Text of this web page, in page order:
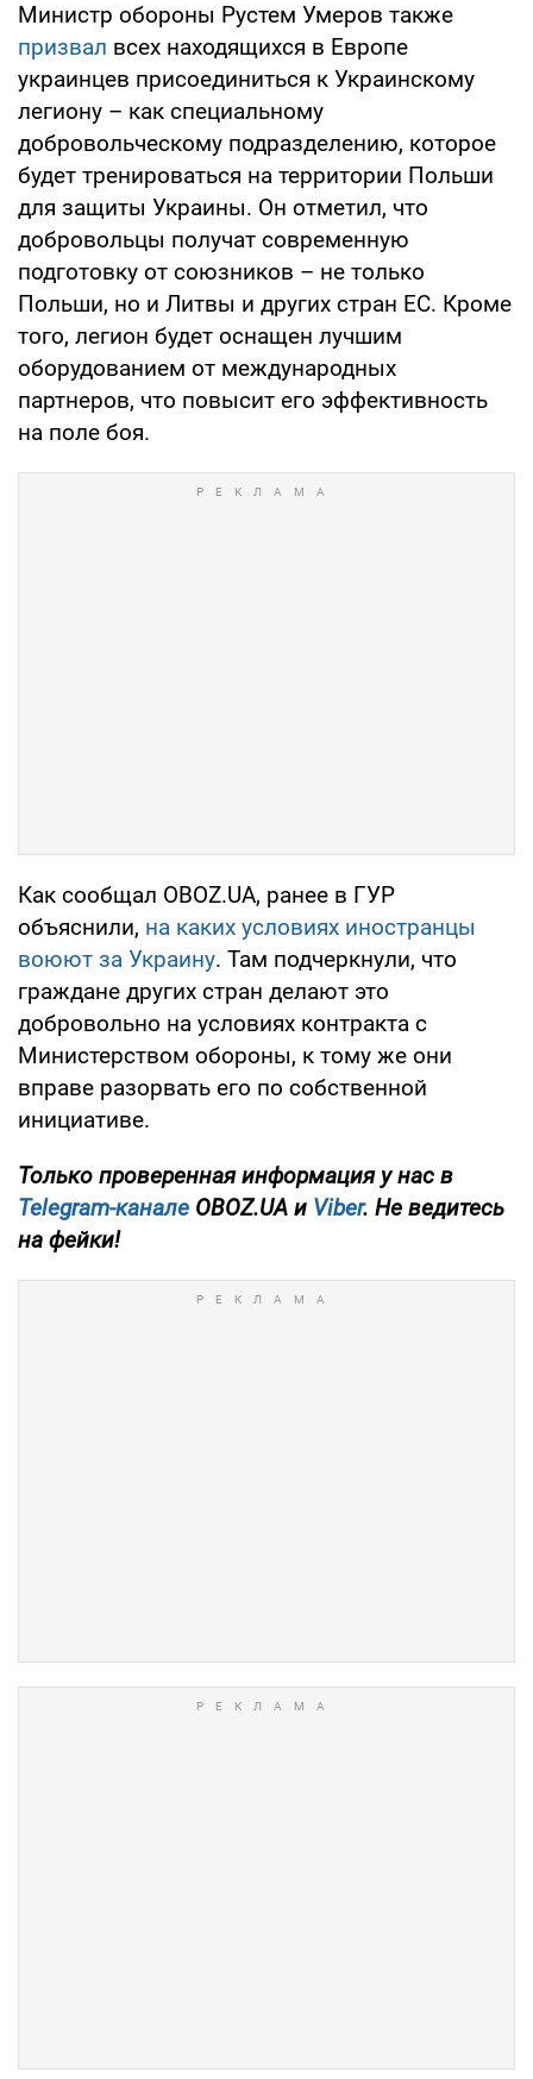
Министр обороны Рустем Умеров также
призвал всех находящихся в Европе
украинцев присоединиться к Украинскому
легиону – как специальному
добровольческому подразделению, которое
будет тренироваться на территории Польши
для защиты Украины. Он отметил, что
добровольцы получат современную
подготовку от союзников – не только
Польши, но и Литвы и других стран ЕС. Кроме
того, легион будет оснащен лучшим
оборудованием от международных
партнеров, что повысит его эффективность
на поле боя.
Как сообщал OBOZ.UA, ранее в ГУР
объяснили, на каких условиях иностранцы
воюют за Украину. Там подчеркнули, что
граждане других стран делают это
добровольно на условиях контракта с
Министерством обороны, к тому же они
вправе разорвать его по собственной
инициативе.
Только проверенная информация у нас в
Telegram-канале OBOZ.UA и Viber. Не ведитесь
на фейки!